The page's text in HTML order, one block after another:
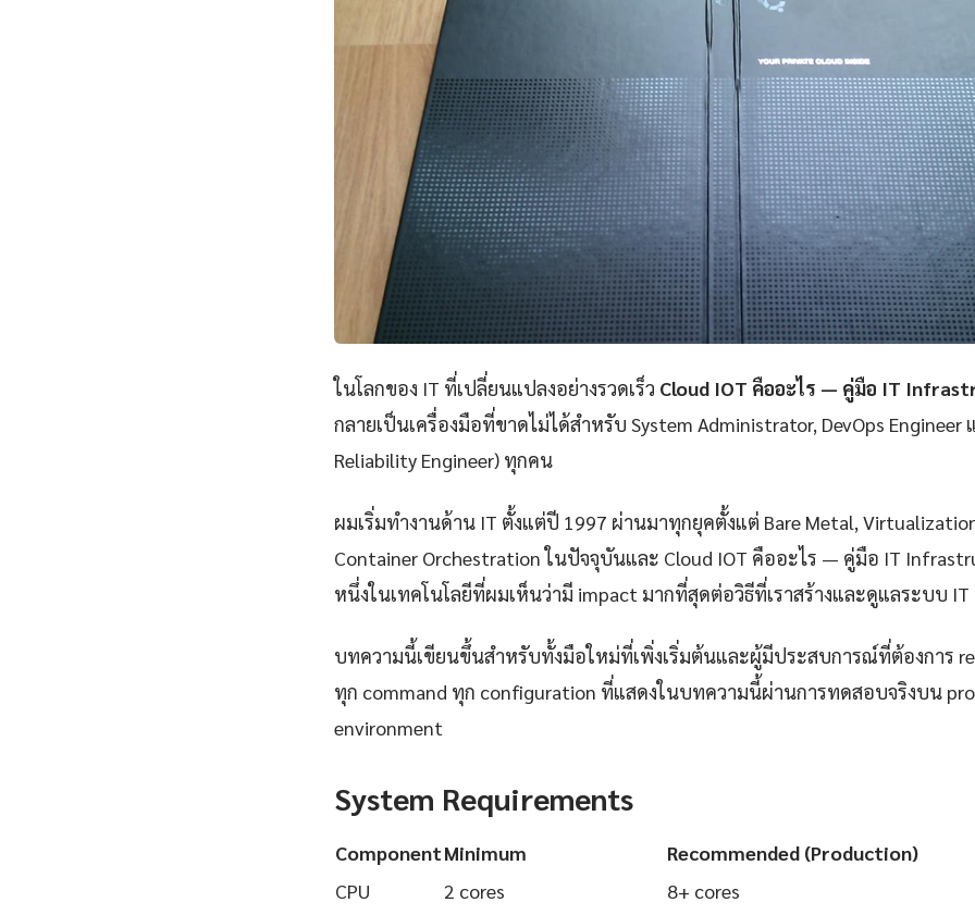
ในโลกของ IT ที่เปลี่ยนแปลงอย่างรวดเร็ว Cloud IOT คืออะไร — คู่มือ IT
กลายเป็นเครื่องมือที่ขาดไม่ได้สำหรับ System Administrator, DevOps Engineer
Reliability Engineer) ทุกคน
ผมเริ่มทำงานด้าน IT ตั้งแต่ปี 1997 ผ่านมาทุกยุคตั้งแต่ Bare Metal,
Container Orchestration ในปัจจุบันและ Cloud IOT คืออะไร — คู่มือ IT
หนึ่งในเทคโนโลยีที่ผมเห็นว่ามี impact มากที่สุดต่อวิธีที่เราสร้างและดูแลระบบ IT
บทความนี้เขียนขึ้นสำหรับทั้งมือใหม่ที่เพิ่งเริ่มต้นและผู้มีประสบการณ์ที่ต้องการ
ทุก command ทุก configuration ที่แสดงในบทความนี้ผ่านการทดสอบจริงบน
environment
System Requirements
ComponentMinimum
Recommended (Production)
CPU
2 cores
8+ cores